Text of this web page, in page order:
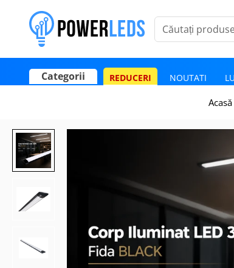
Căutați
Categorii REDUCERI NOUTATI
Acasă
Poate mai târziu Activează notificările